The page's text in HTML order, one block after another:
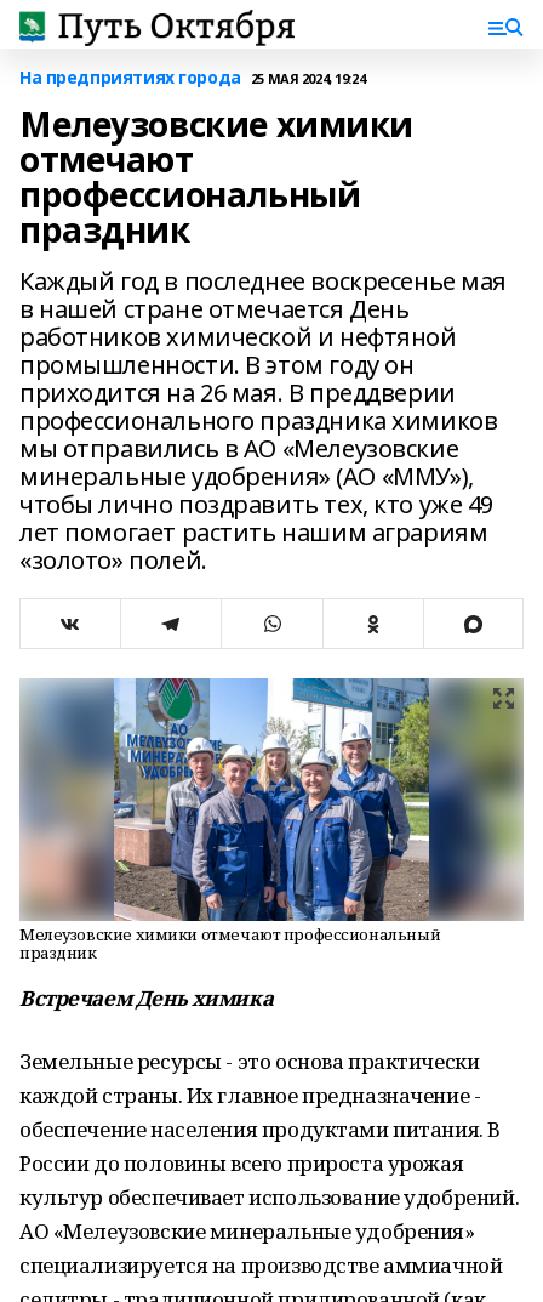
На предприятиях города 25 МАЯ 2024, 19:24
Мелеузовские химики
отмечают
профессиональный
праздник
Каждый год в последнее воскресенье мая
в нашей стране отмечается День
работников химической и нефтяной
промышленности. В этом году он
приходится на 26 мая. В преддверии
профессионального праздника химиков
мы отправились в АО «Мелеузовские
минеральные удобрения» (АО «ММУ»),
чтобы лично поздравить тех, кто уже 49
лет помогает растить нашим аграриям
«золото» полей.
Мелеузовские химики отмечают профессиональный
праздник
Встречаем День химика
Земельные ресурсы - это основа практически
каждой страны. Их главное предназначение -
обеспечение населения продуктами питания. В
России до половины всего прироста урожая
культур обеспечивает использование удобрений.
АО «Мелеузовские минеральные удобрения»
специализируется на производстве аммиачной